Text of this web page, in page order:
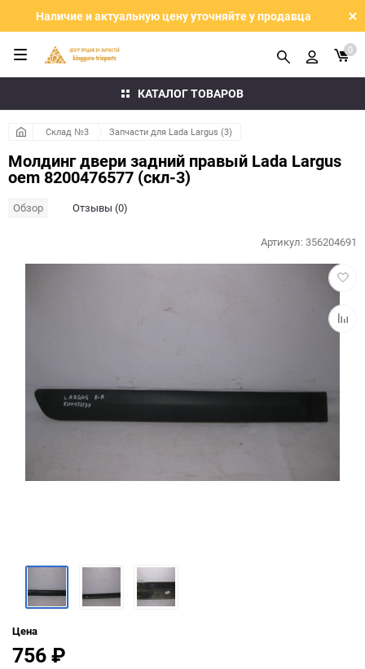
Наличие и актуальную цену уточняйте у продавца
КАТАЛОГ ТОВАРОВ
0
Склад №3 Запчасти для Lada Largus (3)
Молдинг двери задний правый Lada Largus
oem 8200476577 (скл-3)
Обзор Отзывы (0)
в
к
Артикул:356204691
Цена
756₽